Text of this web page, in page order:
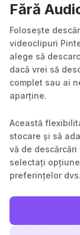
Fără
Folosește
videoclipuri
alege să
dacă vrei să
complet sau ai
aparține.
Această
stocare și să
vă de
selectați
preferințelor